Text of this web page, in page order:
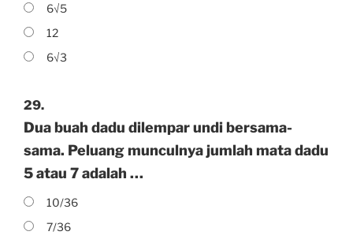
6√5
12
6√3
29.
Dua buah dadu dilempar undi bersama-
sama. Peluang munculnya jumlah mata dadu
5 atau 7 adalah …
10/36
7/36